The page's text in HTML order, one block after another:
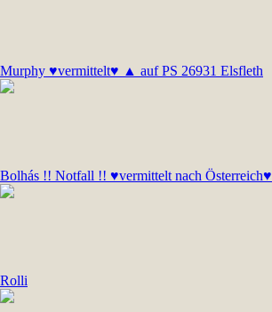
Murphy ♥vermittelt♥ ▲ auf PS 26931 Elsfleth
Bolhás !! Notfall !! ♥vermittelt nach Österreich♥
Rolli